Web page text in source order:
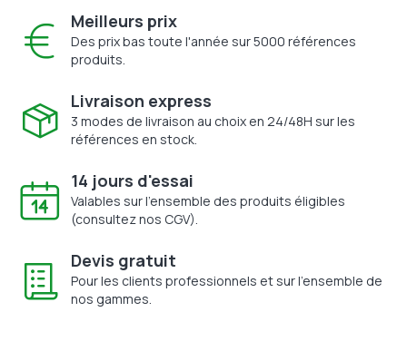
Meilleurs prix
Des prix bas toute l'année sur 5000 références
produits.
Livraison express
3 modes de livraison au choix en 24/48H sur les
références en stock.
14 jours d'essai
Valables sur l'ensemble des produits éligibles
(consultez nos CGV).
Devis gratuit
Pour les clients professionnels et sur l'ensemble de
nos gammes.